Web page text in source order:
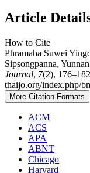
Article
How to Cite
Phramaha Suwei
Sipsongpanna,
Journal, 7(2),
thaijo.org/index.php/
More Citation Formats
ACM
ACS
APA
ABNT
Chicago
Harvard